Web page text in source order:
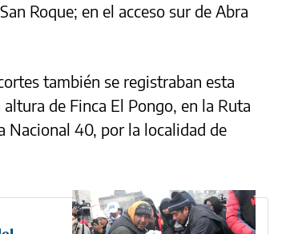
Roque; en el acceso sur de Abra
también se registraban esta
de Finca El Pongo, en la Ruta
Nacional 40, por la localidad de